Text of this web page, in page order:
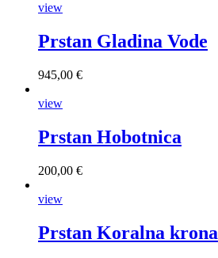
view
Prstan Gladina Vode
945,00 €
view
Prstan Hobotnica
200,00 €
view
Prstan Koralna krona